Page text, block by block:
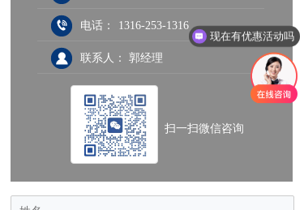
电话： 1316-253-1316
联系人： 郭经理
扫一扫微信咨询
现在有优惠活动吗